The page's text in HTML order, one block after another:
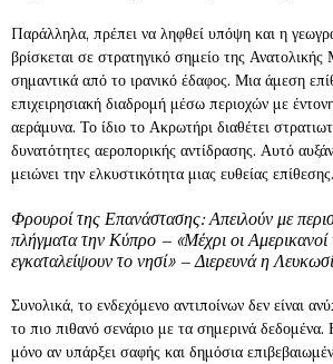
Παράλληλα, πρέπει να ληφθεί υπόψη και η
βρίσκεται σε στρατηγικό σημείο της
σημαντικά από το ιρανικό έδαφος. Μια άμεση
επιχειρησιακή διαδρομή μέσω περιοχών με
αεράμυνα. Το ίδιο το Ακρωτήρι διαθέτει
δυνατότητες αεροπορικής αντίδρασης. Αυτό
μειώνει την ελκυστικότητα μιας ευθείας επίθεσης.
Φρουροί της Επανάστασης: Απειλούν με
πλήγματα την Κύπρο – «Μέχρι οι
εγκαταλείψουν το νησί» – Διερευνά η
Συνολικά, το ενδεχόμενο αντιποίνων δεν είναι
το πιο πιθανό σενάριο με τα σημερινά δεδομένα.
μόνο αν υπάρξει σαφής και δημόσια